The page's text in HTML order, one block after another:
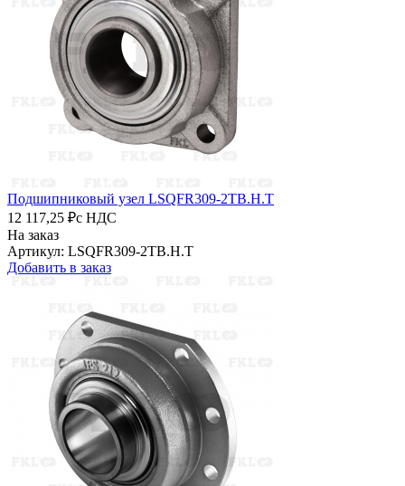
Подшипниковый узел LSQFR309-2TB.H.T
12 117,25 ₽с НДС
На заказ
Артикул: LSQFR309-2TB.H.T
Добавить в заказ